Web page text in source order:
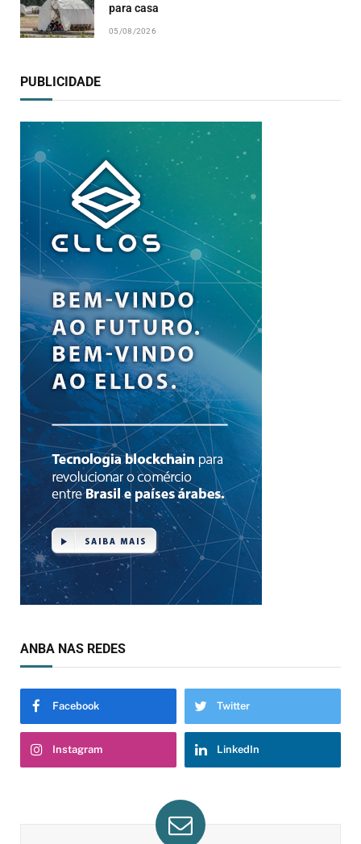
para casa
05/08/2026
PUBLICIDADE
ANBA NAS REDES
Facebook Twitter
Instagram LinkedIn